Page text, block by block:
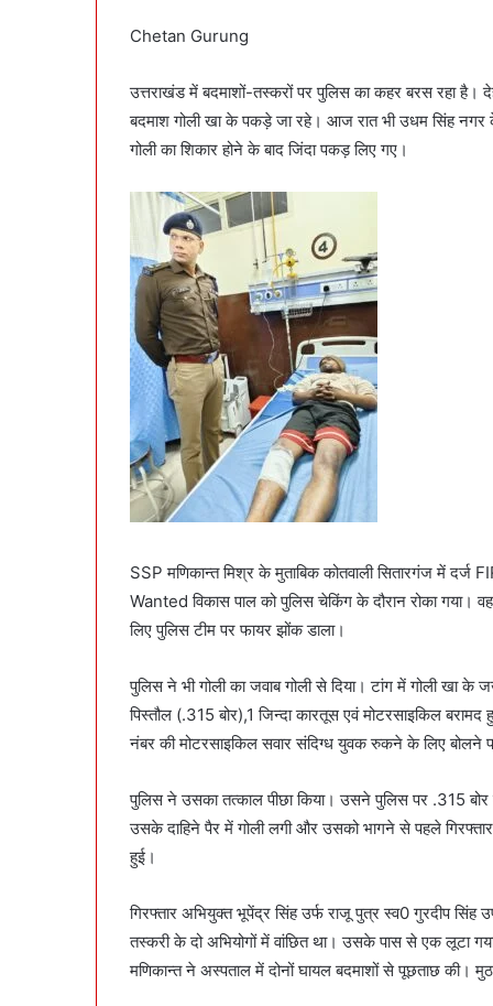
Chetan Gurung
उत्तराखंड में बदमाशों-तस्करों पर पुलिस का कहर बरस रहा
बदमाश गोली खा के पकड़े जा रहे। आज रात भी उधम सिंह
गोली का शिकार होने के बाद जिंदा पकड़ लिए गए।
SSP मणिकान्त मिश्र के मुताबिक कोतवाली सितारगंज में
Wanted विकास पाल को पुलिस चेकिंग के दौरान रोका गया।
लिए पुलिस टीम पर फायर झोंक डाला।
पुलिस ने भी गोली का जवाब गोली से दिया। टांग में गोली खा
पिस्तौल (.315 बोर),1 जिन्दा कारतूस एवं मोटरसाइकिल बरामद
नंबर की मोटरसाइकिल सवार संदिग्ध युवक रुकने के लिए बोलने
पुलिस ने उसका तत्काल पीछा किया। उसने पुलिस पर .315
उसके दाहिने पैर में गोली लगी और उसको भागने से पहले
हुई।
गिरफ्तार अभियुक्त भूपेंद्र सिंह उर्फ राजू पुत्र स्व0 गुरदीप सिंह
तस्करी के दो अभियोगों में वांछित था। उसके पास से एक लूटा
मणिकान्त ने अस्पताल में दोनों घायल बदमाशों से पूछताछ की।